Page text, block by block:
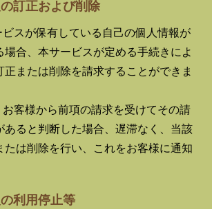
訂正および削除
スが保有している自己の個人情報が
場合、本サービスが定める手続きによ
正または削除を請求することができま
客様から前項の請求を受けてその請
あると判断した場合、遅滞なく、当該
たは削除を行い、これをお客様に通知
利用停止等